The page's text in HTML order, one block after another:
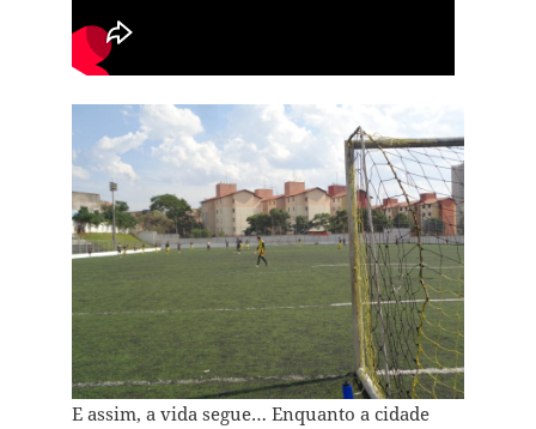
E assim, a vida segue… Enquanto a cidade